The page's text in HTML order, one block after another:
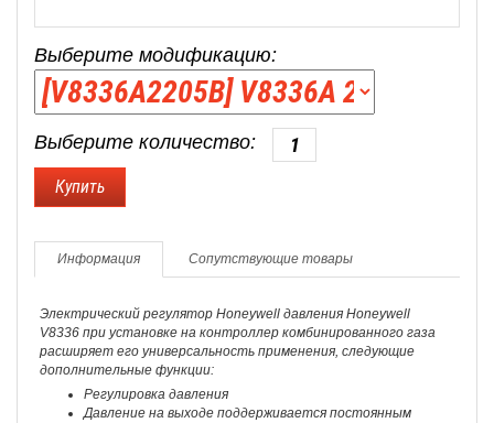
Выберите модификацию:
Выберите количество:
Информация Сопутствующие товары
Электрический регулятор Honeywell давления Honeywell
V8336 при установке на контроллер комбинированного газа
расширяет его универсальность применения, следующие
дополнительные функции:
Регулировка давления
Давление на выходе поддерживается постоянным